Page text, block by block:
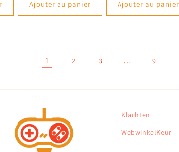
Ajouter au panier Ajouter au panier
1 2 3 … 9
Klachten
WebwinkelKeur